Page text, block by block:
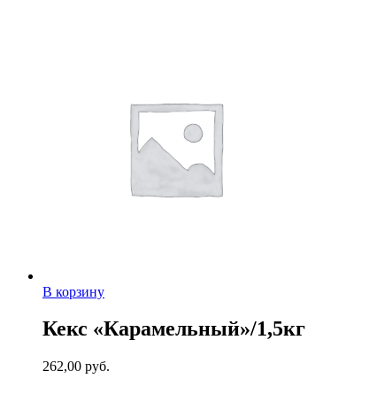
В корзину
Кекс «Карамельный»/1,5кг
262,00 руб.